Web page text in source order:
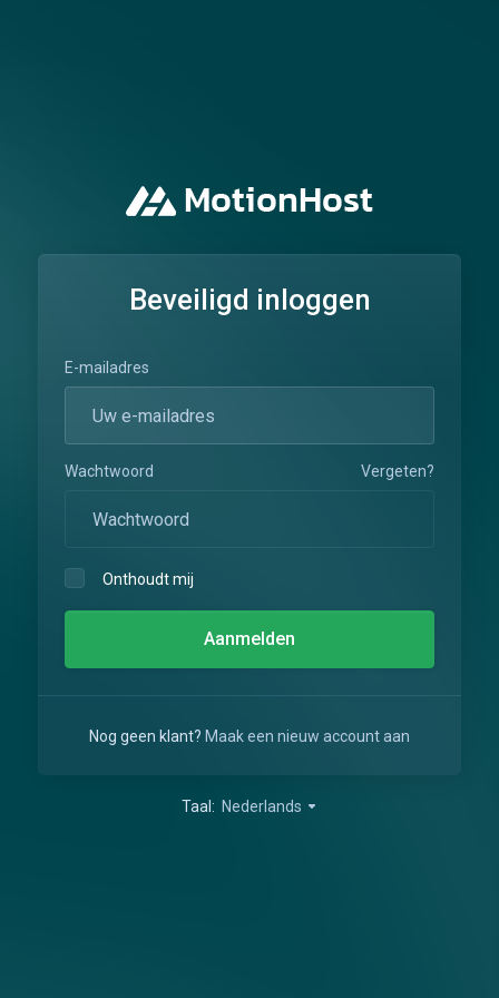
Beveiligd inloggen
E-mailadres
Wachtwoord Vergeten?
Onthoudt mij
Nog geen klant? Maak een nieuw account aan
Taal: Nederlands